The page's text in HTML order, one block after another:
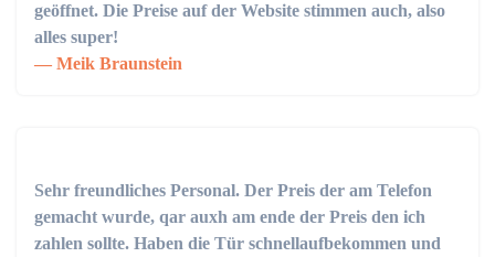
geöffnet. Die Preise auf der Website stimmen auch, also
alles super!
Meik Braunstein
Sehr freundliches Personal. Der Preis der am Telefon
gemacht wurde, qar auxh am ende der Preis den ich
zahlen sollte. Haben die Tür schnellaufbekommen und